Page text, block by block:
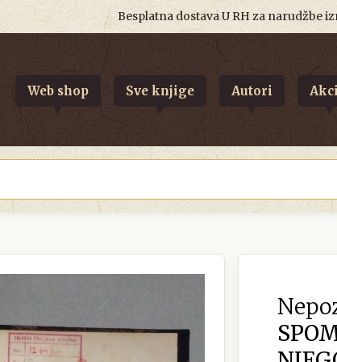
Besplatna dostava U RH za narudžbe
Web shop Sve knjige Autori